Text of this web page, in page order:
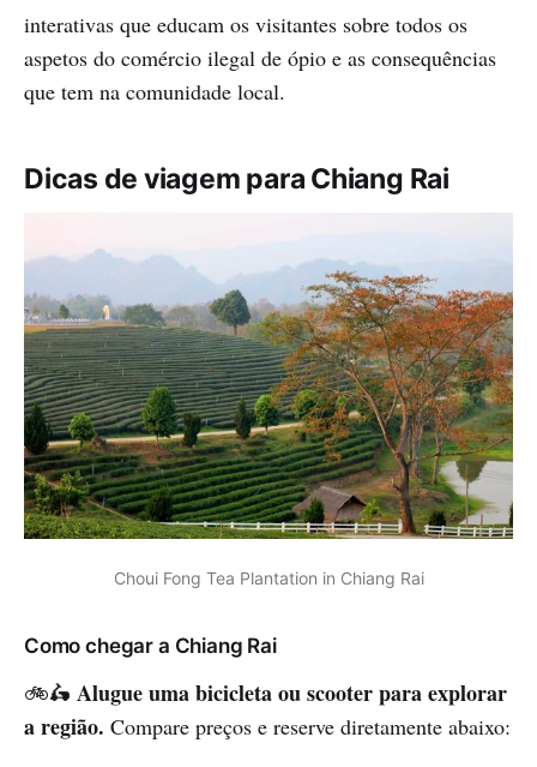
interativas que educam os visitantes sobre todos os
aspetos do comércio ilegal de ópio e as consequências
que tem na comunidade local.
Dicas de viagem para Chiang Rai
Choui Fong Tea Plantation in Chiang Rai
Como chegar a Chiang Rai
🚲🛵 Alugue uma bicicleta ou scooter para explorar
a região. Compare preços e reserve diretamente abaixo: